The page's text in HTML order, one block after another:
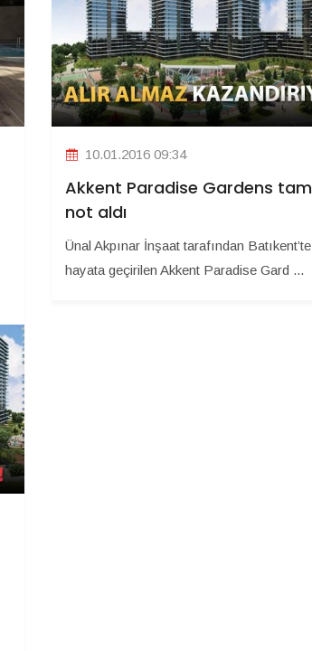
10.01.2016 09:34
Akkent Paradise Gardens tam
not aldı
Ünal Akpınar İnşaat tarafından Batıkent’te
hayata geçirilen Akkent Paradise Gard ...